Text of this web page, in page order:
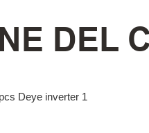
DEL